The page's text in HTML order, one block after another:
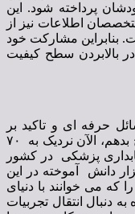
پرداخته شود. این
اطلاعات نیز از
بنابراین مشارکت خود
بالابردن سطح کیفیت
حرفه ای و تاکید بر
حرفه چیست، خیلی ساده می خواهم پاسخ بدهم، الآن نردیک به ۷۰
پزشکی در کشور
دانش آموخته در این
که می خوانند با دنیای
دنبال انتقال تجربیات